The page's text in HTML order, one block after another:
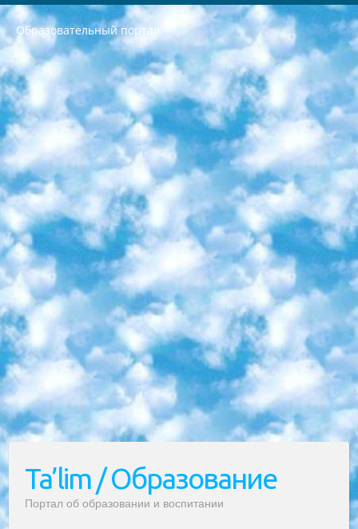
Образовательный портал
РЕСПУБЛИКА УЗБЕКИСТАН МИНИСТРЕРСТВО ДОШКОЛЬНОГО И ШКОЛЬНОГО ОБРАЗОВАНИЯ КОМАНДА в общеобразовательных учреждениях в 2023-2024 учебном году организация и проведение итоговой государственной аттестации обучающихся о Министра дошкольного и школьного образования Республики Узбекистан от 4 марта 2008 года (постановлением Минюста от 20 марта 2008 года № 1778 государственной регистрации) «Итоговое состояние учащихся общего среднего образования на основании положения об утверждении положения об аттестации общего среднего образования выпускной экзамен студентов в образовательных учреждениях в 2023-2024 учебном году В целях организации и прохождения аттестации приказываю: 1. Следующее: перечень предметов, по которым будет проводиться итоговая государственная аттестация и экзамен формы перевода согласно приложению 1; сертификаты международного образца, оценивающие уровень владения иностранными языками перечень согласно приложению 2; 2. Педагогический при специализированных образовательных учреждениях. научно-практический центр квалификации и международной оценки (Д.Давидова) 2024 г. До 25 марта: задания по предметам, по которым будет проводиться итоговая аттестация разработка и утверждение технических условий; итоговая аттестация на основании разработанного предметного задания разработка вопросов по предметам (устно и письменно), экзамен передача; общеобразовательные средние школы и специальные учебные заведения учащиеся выпускных классов школ и интернатов в агентской системе подготовка базы данных экзаменационных материалов и критериев оценки; перевод базы экзаменационных материалов на все языки обучения подать в Республиканский образовательный центр для изготовления; варианты экзаменов на основе разработанных контрольных материалов пусть будут поставлены задачи формирования. 3. Республиканский образовательный центр (Ш.Худайкулов) до 5 апреля 2024 года. до: база данных предоставленных экзаменационных материалов на все языки обучения перевод и экспертиза; для слепых, слабовидящих, глухих, слабослышащих и умственно отсталых детей учащиеся выпускных классов специализированных школ и школ-интернатов база данных экзаменационных материалов на всех преподаваемых языках подготовка критериев оценки; специализированные школы для умственно отсталых детей и технологии для учащихся выпускных классов школ-интернатов разработка соответствующих рекомендаций и критериев проведения ЕГЭ по естествознанию давать задания. 4. Педагогический при специализированных образовательных учреждениях. Научно-практический центр навыков и международной оценки (Д.Давидова), Республика образовательный центр (Худайкулов Ш.) итоговый государственный аттестационный экзамен ориентирован на творческое и логическое мышление при подготовке базы материалов учитывать введение заданий. 5. Следует отметить, что: сертификат государственного образца о знании общеобразовательного предмета и как минимум национальный уровень B1 по предметам на иностранных языках, указанным в Приложении 2. или международно признанный сертификат эквивалентного уровня студенты, изучающие определенный предмет, освобождаются от экзамена; по соответствующим предметам запланирована итоговая государственная аттестация за день до дня, путем жеребьевки Рабочей группой (в письменной форме по предметам, проводимым в форме) из числа сформированных вариантов выбрано 2 варианта; 2 выбранных варианта экзамена анонсированы на официальном сайте министерства и все выпускники по всей стране на основе этих вариантов проводит итоговую государственную аттестацию. 6. Государственное образование учащихся средних общеобразовательных учреждений. знания в соответствии с квалификационными требованиями, которые необходимо приобрести на основании стандартов итоговый (выпускной) контроль для 9 и 11 классов в целях тестирования Экзамены (далее – экзамены) состоят из предметов, перечисленных в приложении 1. будет сделано. 7. Экзамены пройдут с 26 мая по 15 июня 2024 г. (кроме науки физического воспитания). 8. Физическая для учащихся 9 классов общесредних образовательных учреждений. Экзамены по предмету «Образование, квалификация медицина» 1-6 мая 2024 года. сотрудники перевести под присмотр (с отклонениями в физическом или умственном развитии) специализированная школа для детей, школы-интернаты и со сколиозом школы-интернаты санаторного типа для больных детей исключены). 9. Он был слепым, слабовидящим и имел нарушения опорно-двигательного аппарата. экзамены в специализированных школах и интернатах для детей должны проводиться исходя из требований, предъявляемых к общеобразовательным учреждениям (физкультура кроме науки). 10. Специализированная школа для глухих и слабослышащих детей. и экзамены в интернатах и быть реализован в виде письменного теста по математике. 11. Специальность для умственно отсталых детей. Для 9 класса Родной язык и литературное письмо Государственный язык (язык обучения – узбекский). для неклассов) написано Математическое письмо Письменная/устная история Узбекистана Физическое воспитание практично Итоговый контроль Для 11 класса Написание родного языка и литературы (эссе) Математическое письмо Узбекский язык (обучение на узбекском языке) не посещающее общее среднее образование для учреждений)/Образовательное учреждение выбор письменный и устный Иностранный язык письменный/устный Письменная/устная история Узбекистана *По выбору студента:  Химия  Физика  Основы государственного права  География 10 бесплатных образовательных ресурсов - Мы составили подборку онлайн-проектов с интерактивными упражнениями, видеолекциями и статьями. Они помогут вам обрести новые и освежить старые знания бесплатно. 1. «ИНТУИТ» Старейшая образовательная площадка Рунета. Здесь вы найдёте сотни текстовых и видеокурсов на десятки различных тем — от программирования до психологии. Многие курсы подготовлены российскими университетами и крупными международными компаниями вроде Intel и Microsoft. Самостоятельное обучение бесплатное, но желающие могут оплатить услуги персональных наставников. 2. «Смартия» знакомит с актуальными профессиями и подсказывает, как им обучаться. Выбрав заинтересовавшую вас специальность — SMM-специалист, фотограф, веб-дизайнер или другую, — увидите список необходимых для неё умений. Чтобы вы могли освоить их самостоятельно, для каждого умения площадка отображает подборку ссылок на учебные материалы. Хотя «Смартия» ориентируется на русскоязычную аудиторию, часть контента всё же доступна только на английском. 3. «Лекторий Физтеха» Проект Московского физико-технического института (Физтеха). С его помощью вы можете смотреть онлайн серии лекций, записанные на видео в этом вузе. В числе доступных предметов — физика, биология, химия, информационные технологии и другие. К некоторым лекциям администрация ресурса прилагает готовые конспекты, которые можно скачивать в PDF-формате. 4. ITMOcourses Онлайн-площадка Санкт-Петербургского национального исследовательского университета информационных технологий, механики и оптики (ИТМО). Ресурс предоставляет свободный доступ к курсам, разработанным в этом вузе. Каталог материалов разбит на четыре категории: «Оптические системы и технологии», «Приборостроение и робототехника», «Информационные технологии» и «Биотехнологии». Курсы состоят из видеолекций, интерактивных демонстраций и заданий. 5. «КиберЛенинка» Электронная научная библиотека открытого доступа. Каталог площадки регулярно обрастает текстами статей из различных научных изданий. Сгруппированные по журналам и рубрикам публикации можно читать онлайн или скачивать целиком в PDF-формате. Проект нацелен на популяризацию науки за счёт открытого доступа к качественной информации. 6. «ПостНаука» На этом ресурсе публикуют подборки видеолекций, составленные экспертами из разных отраслей и объединённые общими темами. Среди них, к примеру, есть серии «Биоинформатика и геномика», «Культура средневековой Скандинавии» и Cinema Studies о теории кино. Каждая подборка лекций — логически связанная история, рассказанная экспертом от первого лица. Кроме того, на сайте появляются научно-образовательные статьи и тесты на разные темы. 7. «Newочём» Команда проекта «Newочём» отбирает самые интересные тексты из англоязычных СМИ и переводит те из них, за которые голосуют участники сообщества «ВКонтакте». По большей части это научно-популярные статьи. Редакторы придумывают лишь заголовки, в остальном содержание переводов соответствует оригиналам. Полные тексты можно читать прямо в социальной сети. 8. InternetUrok Онлайн-база материалов по основным дисциплинам школьной программы. Информация на сайте структурирована по классам, предметам и темам (урокам). Каждый урок состоит из видеолекций и конспектов. Есть также интерактивные тренажёры и тесты для закрепления пройденного материала. Даже если вы давно окончили школу, возможность повторить программу старших классов всегда может пригодиться. 9. Edutainme Ещё один ресурс об образовании. В отличие от Newtonew, как мне кажется, Edutainme больше ориентируется на представителей индустрии: педагогов, предпринимателей, разработчиков образовательных проектов. Но и любой, кто просто стремится к саморазвитию, найдёт на сайте много полезного и интересного для себя. Например, информацию о новых курсах и образовательных сервисах. 10. Newtonew Онлайн-медиа об образовании и обучении в широком смысле. Авторы Newtonew пишут об инструментах, заведениях, тактиках и стратегиях, которые помогают учить других и получать новые знания самостоятельно. На этой площадке вы найдёте новости, обзоры, аналитические мат
Ta’lim / Образование
Портал об образовании и воспитании